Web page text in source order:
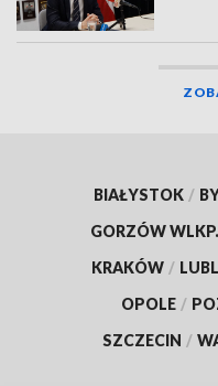
BIAŁYSTOK /
GORZÓW WLKP.
KRAKÓW /
OPOLE /
SZCZECIN /